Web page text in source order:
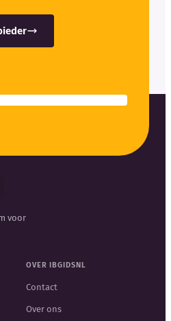
voor
OVER IBGIDSNL
Contact
Over ons